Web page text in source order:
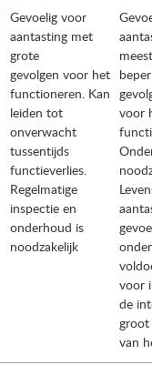
Gevoelig voor
aantasting met
grote
gevolgen voor het
functioneren. Kan
leiden tot
onverwacht
tussentijds
functieverlies.
Regelmatige
inspectie en
onderhoud is
noodzakelijk
voor
voor
de
groot
van